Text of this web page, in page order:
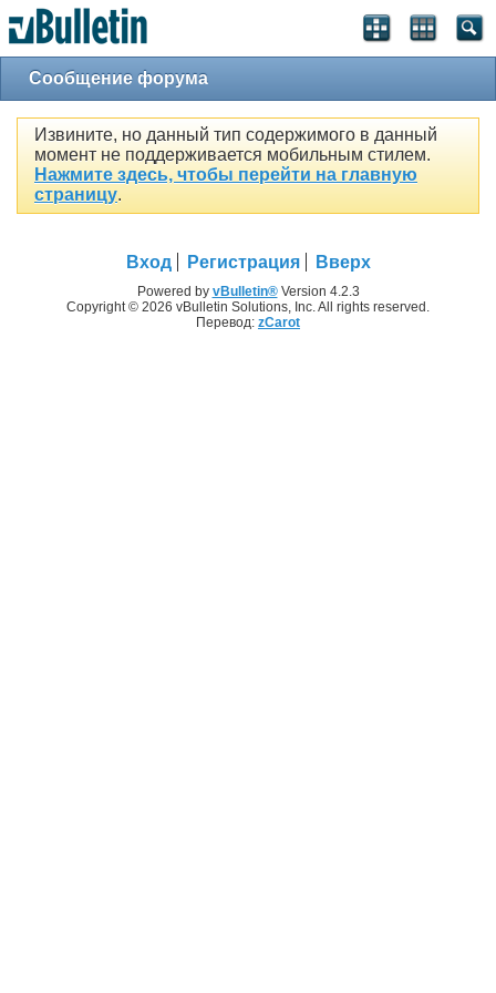
Сообщение форума
Извините, но данный тип содержимого в данный
момент не поддерживается мобильным стилем.
Нажмите здесь, чтобы перейти на главную
страницу.
Вход Регистрация Вверх
Powered by vBulletin®Version 4.2.3
Copyright © 2026 vBulletin Solutions, Inc. All rights reserved.
Перевод: zCarot